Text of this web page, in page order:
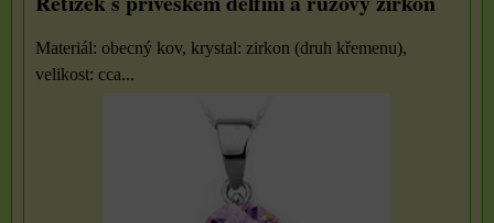
Materiál: obecný kov, krystal: zirkon (druh křemenu),
velikost: cca...